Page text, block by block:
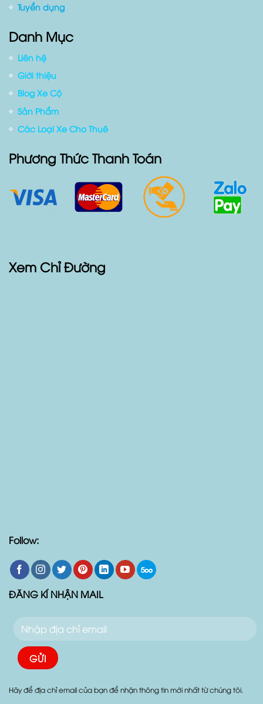
Tuyển dụng
Danh Mục
Liên hệ
Giới thiệu
Blog Xe Cộ
Sản Phẩm
Các Loại Xe Cho Thuê
Phương Thức Thanh Toán
Xem Chỉ Đường
Follow:
ĐĂNG KÍ NHẬN MAIL
Hãy để địa chỉ email của bạn để nhận thông tin mới nhất từ chúng tôi.